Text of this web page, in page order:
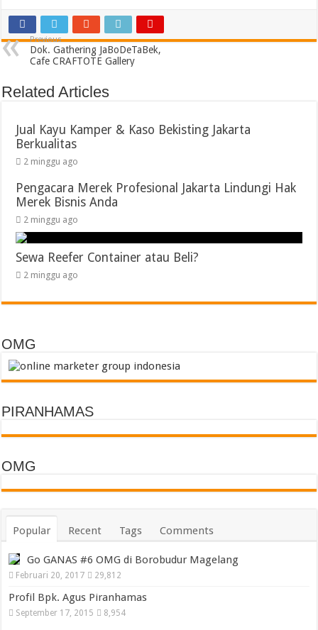
Previous
Dok. Gathering JaBoDeTaBek,
Cafe CRAFTOTE Gallery
Related Articles
Jual Kayu Kamper & Kaso Bekisting Jakarta
Berkualitas
2 minggu ago
Pengacara Merek Profesional Jakarta Lindungi Hak
Merek Bisnis Anda
2 minggu ago
Sewa Reefer Container atau Beli?
2 minggu ago
OMG
PIRANHAMAS
OMG
Popular Recent Tags Comments
Go GANAS #6 OMG di Borobudur Magelang
Februari 20, 2017 29,812
Profil Bpk. Agus Piranhamas
September 17, 2015 8,954